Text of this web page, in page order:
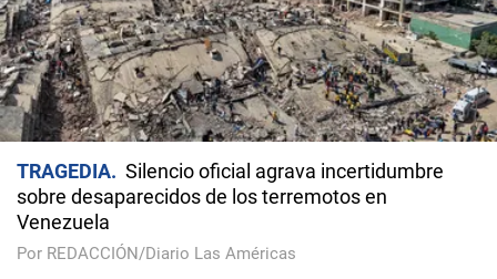
TRAGEDIA
Silencio oficial agrava incertidumbre
sobre desaparecidos de los terremotos en
Venezuela
Por REDACCIÓN/Diario Las Américas